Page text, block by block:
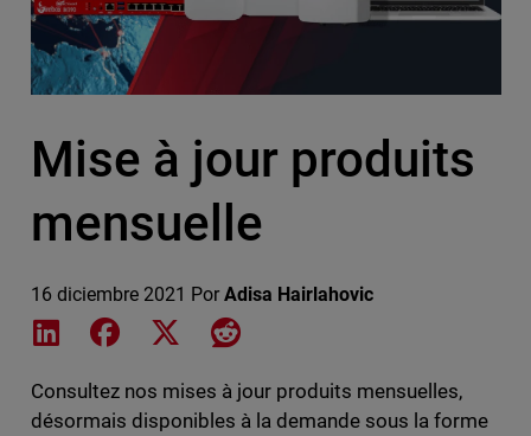
Mise à jour produits
mensuelle
16 diciembre 2021 Por Adisa Hairlahovic
Share on LinkedIn
Share on Facebook
Share on XShare on Reddit
Consultez nos mises à jour produits mensuelles,
désormais disponibles à la demande sous la forme